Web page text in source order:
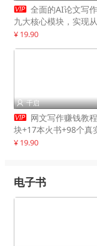
 全面的AI论文写
九大核心模块，实现
到高效产出的跨越
¥ 19.90
 千启
 网文写作赚钱教
块+17本火书+98个真
入门到精通实战方法
¥ 19.90
电子书